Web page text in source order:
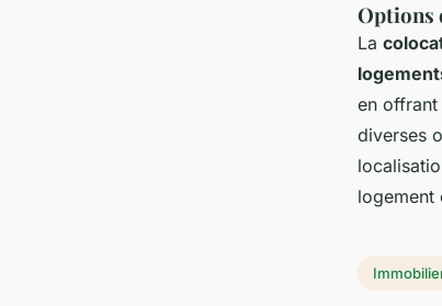
Options
La
en offrant
diverses
logement